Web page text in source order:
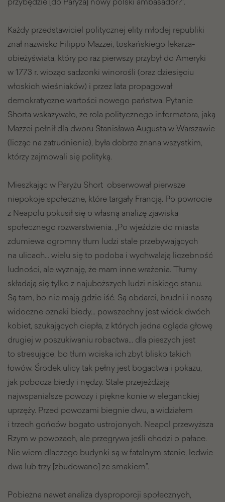
Każdy przedstawiciel politycznej elity młodej republiki
znał nazwisko Filippo Mazzei, toskańskiego lekarza-
obieżyświata, który po raz pierwszy przybył do Ameryki
w 1773 r. wioząc sadzonki winorośli (oraz dziesięciu
włoskich wieśniaków) i przez lata propagował
demokratyczne wartości nowego państwa. Pytanie
Shorta wskazywało, że rola politycznego informatora, jaką
Mazzei pełnił dla dworu Stanisława Augusta w Warszawie
(licząc na zatrudnienie), była dobrze znana wszystkim,
którzy zajmowali się polityką.
Mieszkając w Paryżu Short obserwował pierwsze
niepokoje społeczne, które targały Francją. Po powrocie
z Neapolu pokusił się o własną analizę zjawiska
społecznego rozwarstwienia. „Po wjeździe do miasta
zdumiewa ogromny tłum ludzi stale przebywających
na ulicach… wielu się to podoba i wychwalają liczebność
ludności, ale wyznaję, że mam inne wrażenia. Tłumy
składają się tylko z najuboższych ludzi niskiego stanu.
Są tam, bo nie mają gdzie iść. Są obdarci, brudni i noszą
widoczne oznaki biedy… powszechny jest widok dwóch
kobiet, szukających ciepła, z których jedna ogląda głowę
drugiej w poszukiwaniu robactwa… dla pieszych jest
to stresujące, bo tłum wciska ich zbyt blisko takich
łowów. Środek ulicy tak pełny jest bogactwa i pokazu,
jak pobocza biedy i nędzy. Stale przejeżdżają
najwspanialsze powozy i piękne konie w eleganckiej
uprzęży. Przed powozami biegnie dwu, a widziałem
i trzech gońców bogato ustrojonych. Neapol przewyższa
Rzym w powozach, ale przegrywa jeśli chodzi o pałace.
Nie wiem dlaczego budynki są w fatalnym stanie, ledwie
dwa lub trzy [zbudowano] ze smakiem”.
Pobieżna nawet analiza dysproporcji społecznych,